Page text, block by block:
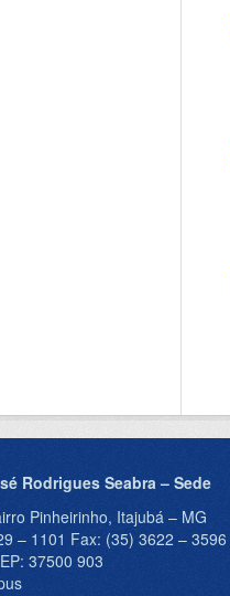
Rodrigues Seabra – Sede
Pinheirinho, Itajubá – MG
– 1101 Fax: (35) 3622 – 3596
37500 903